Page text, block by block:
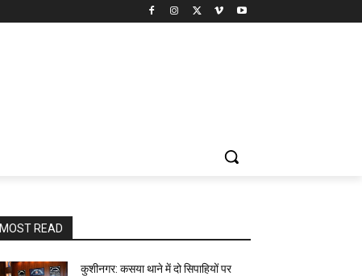
MOST READ
कुशीनगर: कसया थाने में दो सिपाहियों पर